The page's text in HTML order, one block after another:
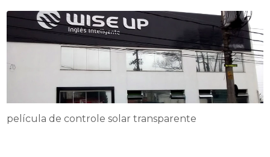
película de controle solar transparente